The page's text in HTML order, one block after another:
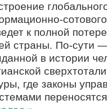
к полной
страны. По-сути
в истории
где законы